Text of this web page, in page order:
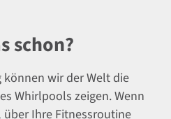
schon?
können wir der Welt die
Whirlpools zeigen. Wenn
über Ihre Fitnessroutine